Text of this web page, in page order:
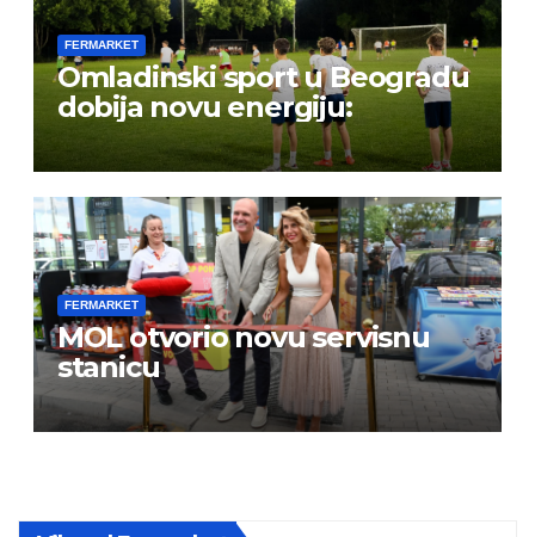
FERMARKET
Omladinski sport u Beogradu
dobija novu energiju:
FERMARKET
MOL otvorio novu servisnu
stanicu